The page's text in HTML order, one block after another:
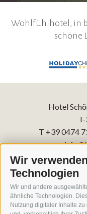
Wir
Technologien
Wir und andere
ähnliche Technologien.
Nutzung digitaler Inhalte
Wohlfühlhotel, in
schöne
Hotel
I-
T +39 0474
Cookie-Richtlinie Privacy